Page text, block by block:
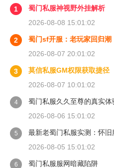
1
蜀门私服神视野外挂解析
2026-08-08 15:01:02
2
蜀门sf开服：老玩家回归潮
2026-08-07 20:01:02
3
莫信私服GM权限获取捷径
2026-08-07 10:01:02
4
蜀门私服久久至尊的真实体
2026-08-06 15:01:02
5
最新老蜀门私服实测：怀旧
2026-08-05 15:01:02
6 蜀门私服服网暗藏陷阱